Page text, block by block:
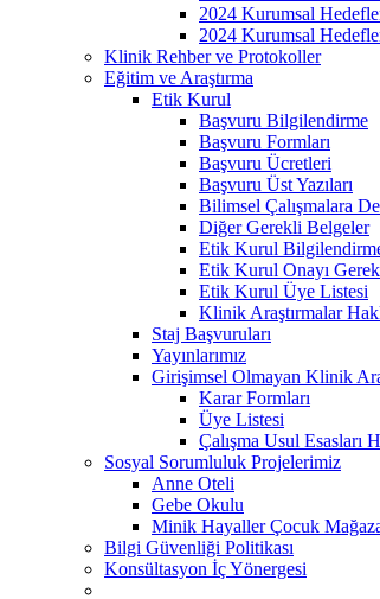
2024 Kurumsal
2024 Kurumsal
Klinik Rehber ve Protokoller
Eğitim ve Araştırma
Etik Kurul
Başvuru Bilgilendirme
Başvuru Formları
Başvuru Ücretleri
Başvuru Üst Yazıları
Bilimsel Çalışmalara
Diğer Gerekli Belgeler
Etik Kurul
Etik Kurul Onayı
Etik Kurul Üye Listesi
Klinik Araştırmalar
Staj Başvuruları
Yayınlarımız
Girişimsel Olmayan Klinik
Karar Formları
Üye Listesi
Çalışma Usul Esasları
Sosyal Sorumluluk Projelerimiz
Anne Oteli
Gebe Okulu
Minik Hayaller Çocuk
Bilgi Güvenliği Politikası
Konsültasyon İç Yönergesi